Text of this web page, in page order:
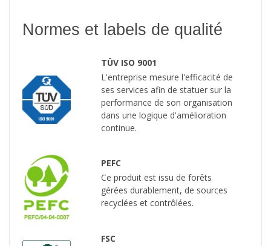
Normes et labels de qualité
TÜV ISO 9001
L'entreprise mesure l'efficacité de
ses services afin de statuer sur la
performance de son organisation
dans une logique d'amélioration
continue.
PEFC
Ce produit est issu de forêts
gérées durablement, de sources
recyclées et contrôlées.
FSC